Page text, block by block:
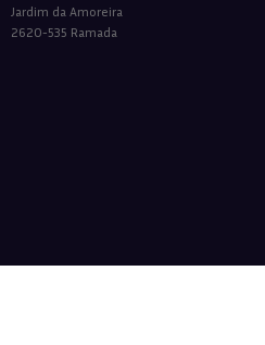
Jardim da Amoreira
2620-535 Ramada